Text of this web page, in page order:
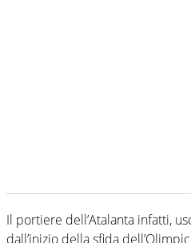
Il portiere dell’Atalanta infatti,
dall’inizio della sfida